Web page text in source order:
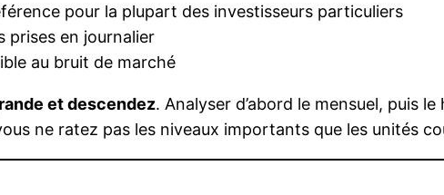
pour la plupart des investisseurs particuliers
en journalier
au bruit de marché
et descendez. Analyser d’abord le mensuel, puis
ne ratez pas les niveaux importants que les unités